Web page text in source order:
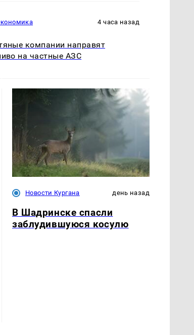
4 часа назад
компании направят
на частные АЗС
Новости Кургана день назад
В Шадринске спасли
заблудившуюся косулю